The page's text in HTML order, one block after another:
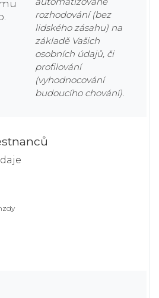
rozhodování (bez
lidského zásahu) na
základě Vašich
osobních údajů, či
profilování
(vyhodnocování
budoucího chování).